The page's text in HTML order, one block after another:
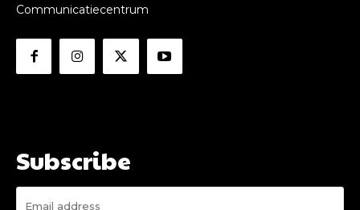
Communicatiecentrum
Subscribe